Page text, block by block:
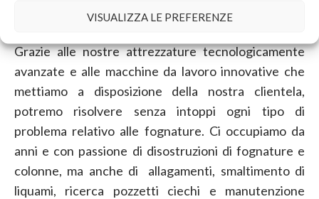
VISUALIZZA LE PREFERENZE
rapidi e prezzi concorrenziali. La nostra tempestività
Grazie alle nostre attrezzature tecnologicamente
avanzate e alle macchine da lavoro innovative che
mettiamo a disposizione della nostra clientela,
potremo risolvere senza intoppi ogni tipo di
problema relativo alle fognature. Ci occupiamo da
anni e con passione di disostruzioni di fognature e
colonne, ma anche di allagamenti, smaltimento di
liquami, ricerca pozzetti ciechi e manutenzione